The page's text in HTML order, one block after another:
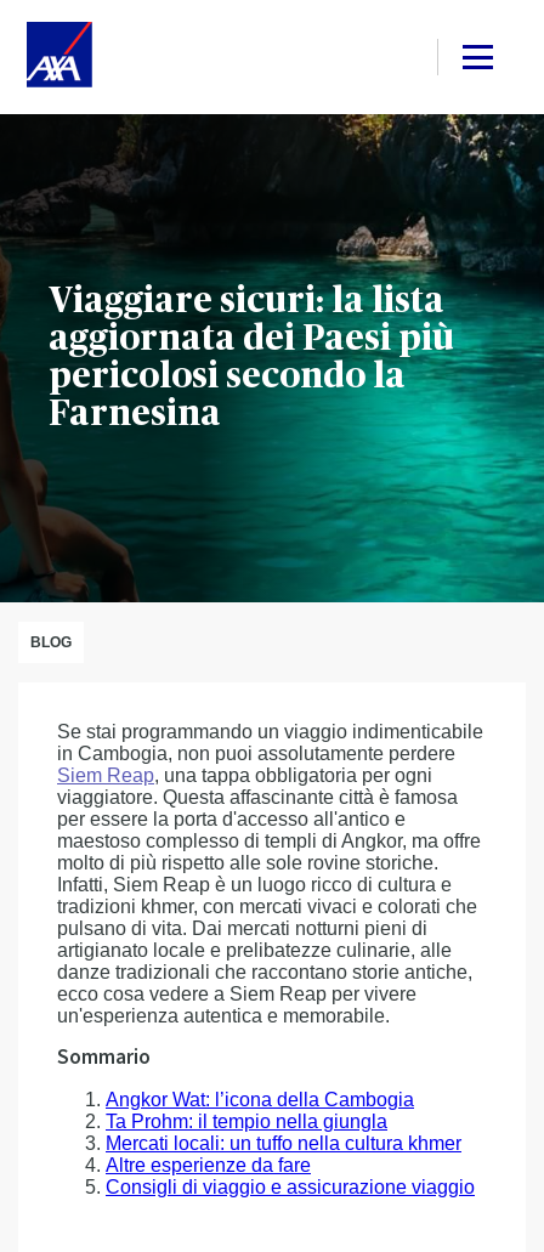
Viaggiare sicuri: la lista
aggiornata dei Paesi più
pericolosi secondo la
Farnesina
BLOG
Se stai programmando un viaggio indimenticabile
in Cambogia, non puoi assolutamente perdere
Siem Reap, una tappa obbligatoria per ogni
viaggiatore. Questa affascinante città è famosa
per essere la porta d'accesso all'antico e
maestoso complesso di templi di Angkor, ma offre
molto di più rispetto alle sole rovine storiche.
Infatti, Siem Reap è un luogo ricco di cultura e
tradizioni khmer, con mercati vivaci e colorati che
pulsano di vita. Dai mercati notturni pieni di
artigianato locale e prelibatezze culinarie, alle
danze tradizionali che raccontano storie antiche,
ecco cosa vedere a Siem Reap per vivere
un'esperienza autentica e memorabile.
Sommario
Angkor Wat: l’icona della Cambogia
Ta Prohm: il tempio nella giungla
Mercati locali: un tuffo nella cultura khmer
Altre esperienze da fare
Consigli di viaggio e assicurazione viaggio